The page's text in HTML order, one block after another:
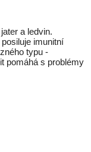
a ledvin.
imunitní
typu -
pomáhá s problémy